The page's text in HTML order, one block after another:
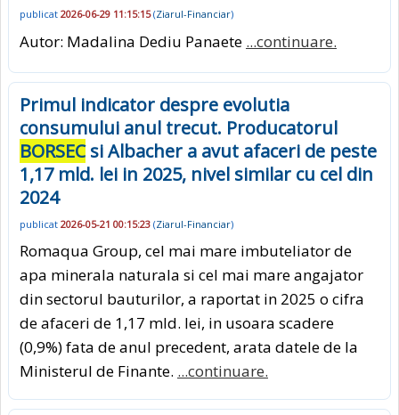
publicat 2026-06-29 11:15:15(Ziarul-Financiar)
Autor: Madalina Dediu Panaete ...continuare.
Primul indicator despre evolutia
consumului anul trecut. Producatorul
BORSECsi Albacher a avut afaceri de peste
1,17 mld. lei in 2025, nivel similar cu cel din
2024
publicat 2026-05-21 00:15:23 (Ziarul-Financiar)
Romaqua Group, cel mai mare imbuteliator de
apa minerala naturala si cel mai mare angajator
din sectorul bauturilor, a raportat in 2025 o cifra
de afaceri de 1,17 mld. lei, in usoara scadere
(0,9%) fata de anul precedent, arata datele de la
Ministerul de Finante. ...continuare.